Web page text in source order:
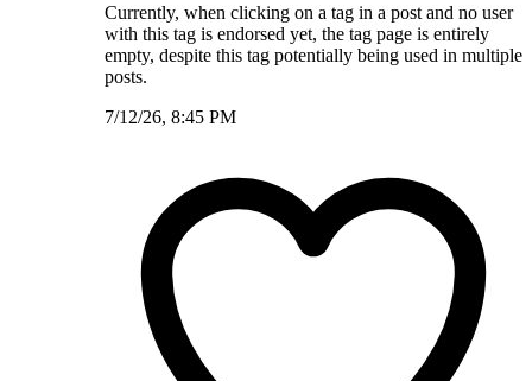
Currently, when clicking on a tag in a post and no user
with this tag is endorsed yet, the tag page is entirely
empty, despite this tag potentially being used in multiple
posts.
7/12/26, 8:45 PM